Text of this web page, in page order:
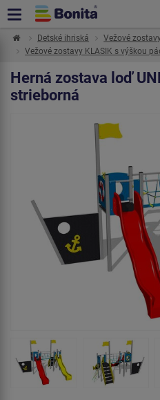
Detské ihriská
Vežové
Vežové zostavy KLASIK s výškou
Herná zostava loď
strieborná